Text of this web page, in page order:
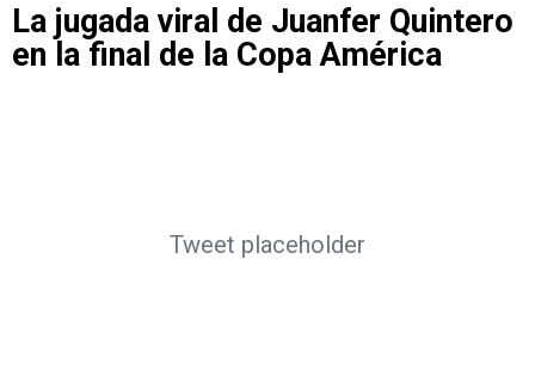
La jugada viral de Juanfer Quintero
en la final de la Copa América
Tweet placeholder